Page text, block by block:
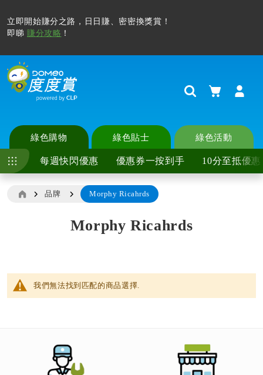
立即開始賺分之路，日日賺、密密換獎賞！
即睇 賺分攻略 ！
Search購物車
綠色購物
每週快閃優惠 優惠券一按到手 10分至抵優惠
綠色貼士 綠色活動
品牌 Morphy Ricahrds
Morphy Ricahrds
我們無法找到匹配的商品選擇.